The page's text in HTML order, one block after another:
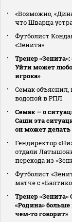
«Возможно,
что Шварца
Футболист
«Зенита»
Тренер
Уйти может
игрока»
Семак объяснил,
водопой в РПЛ
Семак — о
Саши эта
он может
Гендиректор
отдали
перехода из
Футболист
матче с
Тренер
«Родина» больше
чем‑то говорит»